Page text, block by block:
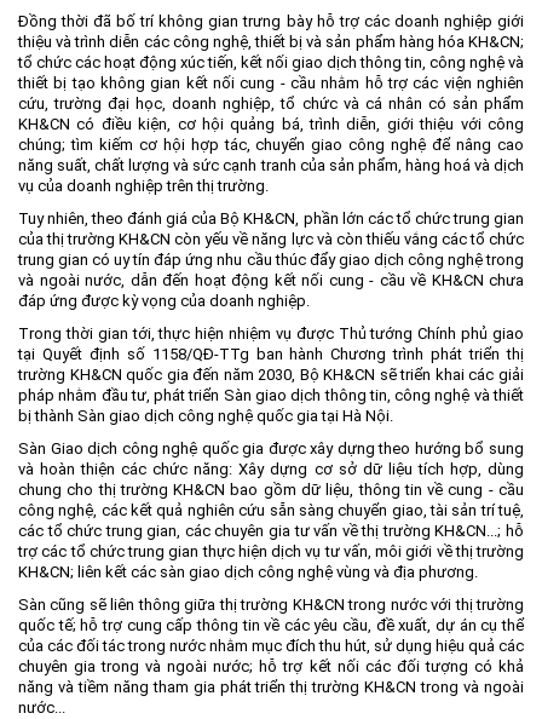
Đồng thời đã bố trí không gian trưng bày hỗ trợ các doanh nghiệp giới
thiệu và trình diễn các công nghệ, thiết bị và sản phẩm hàng hóa KH&CN;
tổ chức các hoạt động xúc tiến, kết nối giao dịch thông tin, công nghệ và
thiết bị tạo không gian kết nối cung - cầu nhằm hỗ trợ các viện nghiên
cứu, trường đại học, doanh nghiệp, tổ chức và cá nhân có sản phẩm
KH&CN có điều kiện, cơ hội quảng bá, trình diễn, giới thiệu với công
chúng; tìm kiếm cơ hội hợp tác, chuyển giao công nghệ để nâng cao
năng suất, chất lượng và sức cạnh tranh của sản phẩm, hàng hoá và dịch
vụ của doanh nghiệp trên thị trường.
Tuy nhiên, theo đánh giá của Bộ KH&CN, phần lớn các tổ chức trung gian
của thị trường KH&CN còn yếu về năng lực và còn thiếu vắng các tổ chức
trung gian có uy tín đáp ứng nhu cầu thúc đẩy giao dịch công nghệ trong
và ngoài nước, dẫn đến hoạt động kết nối cung - cầu về KH&CN chưa
đáp ứng được kỳ vọng của doanh nghiệp.
Trong thời gian tới, thực hiện nhiệm vụ được Thủ tướng Chính phủ giao
tại Quyết định số 1158/QĐ-TTg ban hành Chương trình phát triển thị
trường KH&CN quốc gia đến năm 2030, Bộ KH&CN sẽ triển khai các giải
pháp nhằm đầu tư, phát triển Sàn giao dịch thông tin, công nghệ và thiết
bị thành Sàn giao dịch công nghệ quốc gia tại Hà Nội.
Sàn Giao dịch công nghệ quốc gia được xây dựng theo hướng bổ sung
và hoàn thiện các chức năng: Xây dựng cơ sở dữ liệu tích hợp, dùng
chung cho thị trường KH&CN bao gồm dữ liệu, thông tin về cung - cầu
công nghệ, các kết quả nghiên cứu sẵn sàng chuyển giao, tài sản trí tuệ,
các tổ chức trung gian, các chuyên gia tư vấn về thị trường KH&CN...; hỗ
trợ các tổ chức trung gian thực hiện dịch vụ tư vấn, môi giới về thị trường
KH&CN; liên kết các sàn giao dịch công nghệ vùng và địa phương.
Sàn cũng sẽ liên thông giữa thị trường KH&CN trong nước với thị trường
quốc tế; hỗ trợ cung cấp thông tin về các yêu cầu, đề xuất, dự án cụ thể
của các đối tác trong nước nhằm mục đích thu hút, sử dụng hiệu quả các
chuyên gia trong và ngoài nước; hỗ trợ kết nối các đối tượng có khả
năng và tiềm năng tham gia phát triển thị trường KH&CN trong và ngoài
nước...